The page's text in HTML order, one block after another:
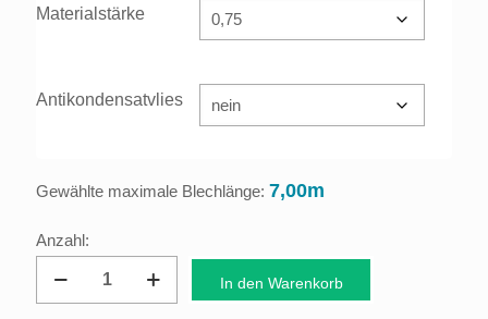
Materialstärke
Antikondensatvlies
Dachprofil
Trapezblech
In den Warenkorb
Gewählte maximale Blechlänge: 7,00m